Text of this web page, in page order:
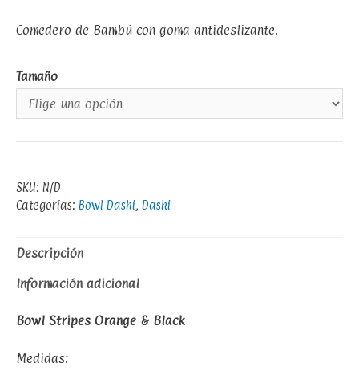
Comedero de Bambú con goma antideslizante.
Tamaño
SKU: N/D
Categorías: Bowl Dashi, Dashi
Descripción
Información adicional
Bowl Stripes Orange & Black
Medidas: